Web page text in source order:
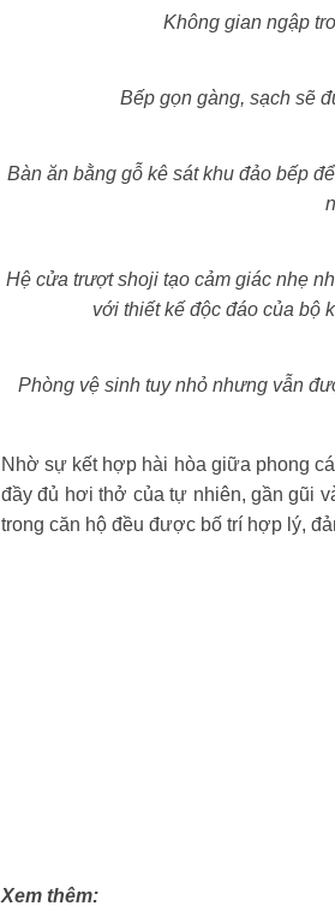
Không gian ngập
Bếp gọn gàng, sạch sẽ
Bàn ăn bằng gỗ kê sát khu đảo bếp
Hệ cửa trượt shoji tạo cảm giác nhẹ
với thiết kế độc đáo của bộ
Phòng vệ sinh tuy nhỏ nhưng vẫn
Nhờ sự kết hợp hài hòa giữa phong
đầy đủ hơi thở của tự nhiên, gần gũi
trong căn hộ đều được bố trí hợp lý,
Xem thêm: